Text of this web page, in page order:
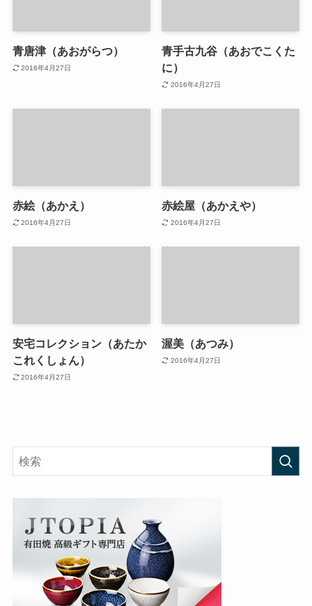
青唐津（あおがらつ）
2016年4月27日
青手古九谷（あおでこくた
に）
2016年4月27日
赤絵（あかえ）
2016年4月27日
赤絵屋（あかえや）
2016年4月27日
安宅コレクション（あたか
これくしょん）
2016年4月27日
渥美（あつみ）
2016年4月27日